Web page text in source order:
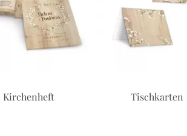
Kirchenheft Tischkarten